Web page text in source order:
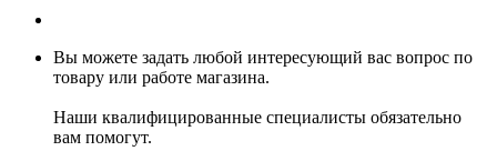
Вы можете задать любой интересующий вас вопрос по
товару или работе магазина.
Наши квалифицированные специалисты обязательно
вам помогут.